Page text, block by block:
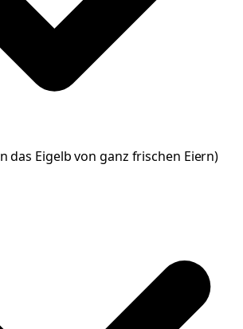
das Eigelb von ganz frischen Eiern)